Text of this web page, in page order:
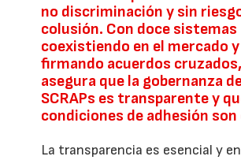
no discriminación y sin
colusión. Con doce sistemas
coexistiendo en el mercado
firmando acuerdos
asegura que la gobernanza
SCRAPs es transparente y
condiciones de adhesión
La transparencia es esencial y